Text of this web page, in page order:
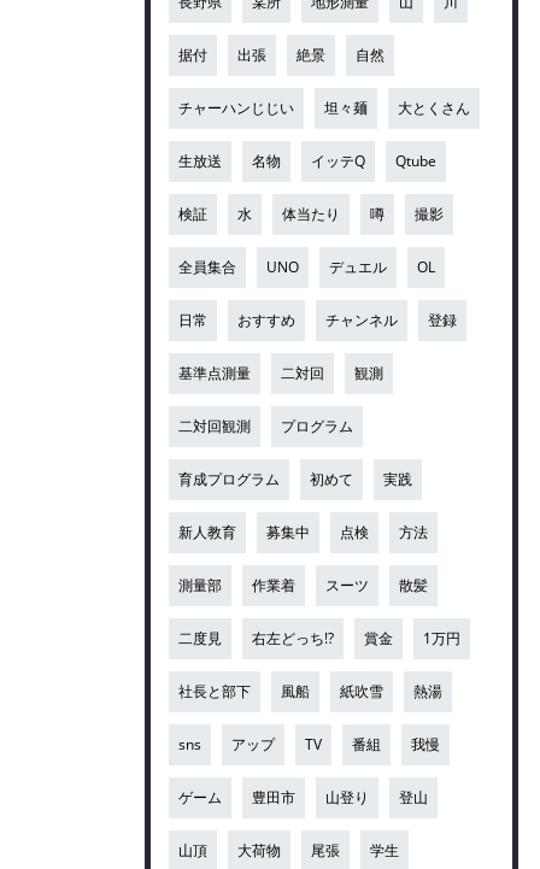
据付 出張 絶景 自然
チャーハンじじい 坦々麺 大とくさん
生放送 名物 イッテQ Qtube
検証 水 体当たり 噂 撮影
全員集合 UNO デュエル OL
日常 おすすめ チャンネル 登録
基準点測量 二対回 観測
二対回観測 プログラム
育成プログラム 初めて 実践
新人教育 募集中 点検 方法
測量部 作業着 スーツ 散髪
二度見 右左どっち!? 賞金 1万円
社長と部下 風船 紙吹雪 熱湯
sns アップ TV 番組 我慢
ゲーム 豊田市 山登り 登山
山頂 大荷物 尾張 学生